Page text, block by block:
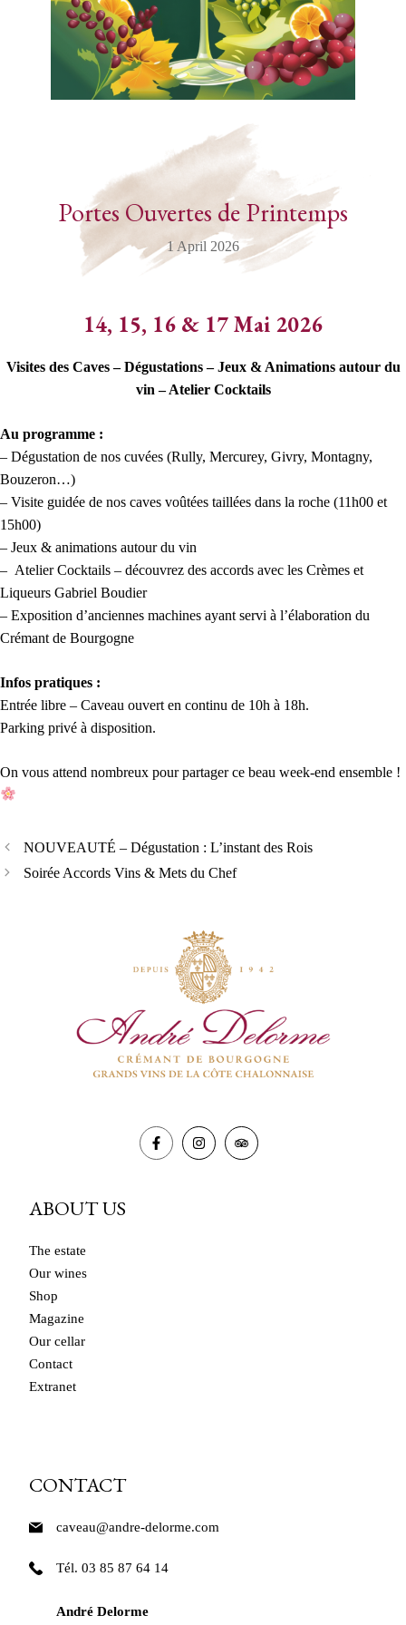
Portes Ouvertes de Printemps
1 April 2026
14, 15, 16 & 17 Mai 2026
Visites des Caves – Dégustations – Jeux & Animations autour du
vin – Atelier Cocktails
Au programme :
– Dégustation de nos cuvées (Rully, Mercurey, Givry, Montagny,
Bouzeron…)
– Visite guidée de nos caves voûtées taillées dans la roche (11h00 et
15h00)
– Jeux & animations autour du vin
– Atelier Cocktails – découvrez des accords avec les Crèmes et
Liqueurs Gabriel Boudier
– Exposition d’anciennes machines ayant servi à l’élaboration du
Crémant de Bourgogne
Infos pratiques :
Entrée libre – Caveau ouvert en continu de 10h à 18h.
Parking privé à disposition.
On vous attend nombreux pour partager ce beau week-end ensemble !
NOUVEAUTÉ – Dégustation : L’instant des Rois
Soirée Accords Vins & Mets du Chef
ABOUT US
The estate
Our wines
Shop
Magazine
Our cellar
Contact
Extranet
CONTACT
caveau@andre-delorme.com
Tél. 03 85 87 64 14
André Delorme